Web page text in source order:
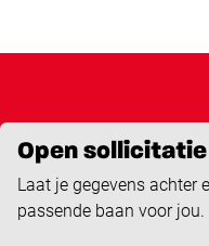
Open sollicitatie
Laat je gegevens achter
passende baan voor jou.